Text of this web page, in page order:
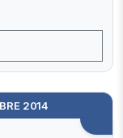
2014